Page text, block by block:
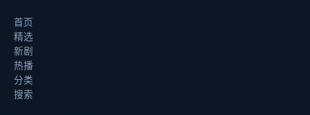
首页
精选
新剧
热播
分类
搜索